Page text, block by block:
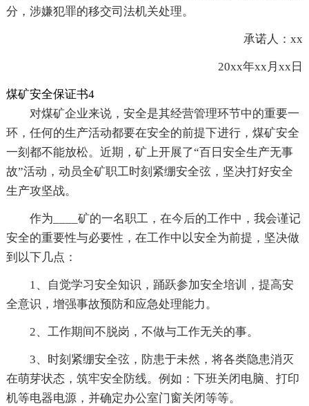
分，涉嫌犯罪的移交司法机关处理。
承诺人：xx
20xx年xx月xx日
煤矿安全保证书4
对煤矿企业来说，安全是其经营管理环节中的重要一
环，任何的生产活动都要在安全的前提下进行，煤矿安全
一刻都不能放松。近期，矿上开展了“百日安全生产无事
故”活动，动员全矿职工时刻紧绷安全弦，坚决打好安全
生产攻坚战。
作为____矿的一名职工，在今后的工作中，我会谨记
安全的重要性与必要性，在工作中以安全为前提，坚决做
到以下几点：
1、自觉学习安全知识，踊跃参加安全培训，提高安
全意识，增强事故预防和应急处理能力。
2、工作期间不脱岗，不做与工作无关的事。
3、时刻紧绷安全弦，防患于未然，将各类隐患消灭
在萌芽状态，筑牢安全防线。例如：下班关闭电脑、打印
机等电器电源，并确定办公室门窗关闭等等。